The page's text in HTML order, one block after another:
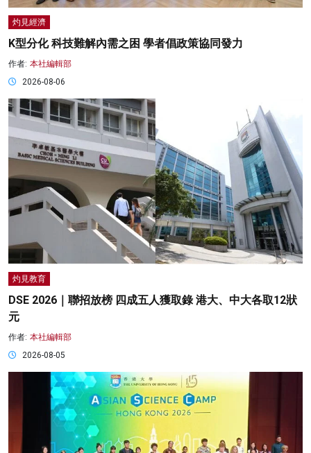
灼見經濟
K型分化 科技難解內需之困 學者倡政策協同發力
作者: 本社編輯部
2026-08-06
灼見教育
DSE 2026｜聯招放榜 四成五人獲取錄 港大、中大各取12狀
元
作者: 本社編輯部
2026-08-05